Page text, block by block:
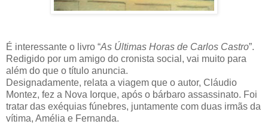
É interessante o livro “As Últimas Horas de Carlos Castro”.
Redigido por um amigo do cronista social, vai muito para
além do que o título anuncia.
Designadamente, relata a viagem que o autor, Cláudio
Montez, fez a Nova Iorque, após o bárbaro assassinato. Foi
tratar das exéquias fúnebres, juntamente com duas irmãs da
vítima, Amélia e Fernanda.